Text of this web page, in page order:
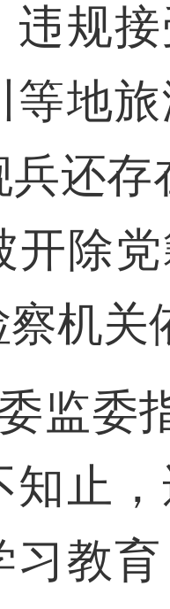
违规
等地
还存
开除
机关
监委
知止
习教